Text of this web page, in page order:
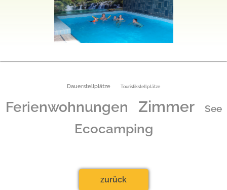
Dauerstellplätze Touristikstellplätze
Ferienwohnungen Zimmer See
Ecocamping
zurück